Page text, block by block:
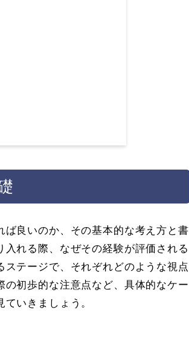
良いのか、その基本的な考え方と書
れる際、なぜその経験が評価される
テージで、それぞれどのような視点
初歩的な注意点など、具体的なケー
いきましょう。